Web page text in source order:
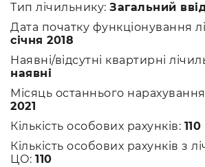
Тип лічильнику: Загальний
Дата початку функціонування
січня 2018
Наявні/відсутні квартирні
наявні
Місяць останнього
2021
Кількість особових рахунків: 110
Кількість особових рахунків з
ЦО: 110